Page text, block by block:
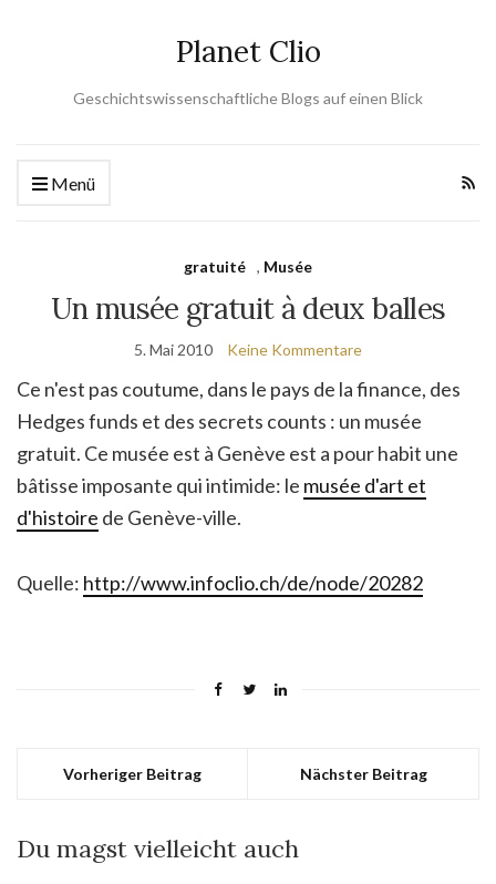
Planet Clio
Geschichtswissenschaftliche Blogs auf einen Blick
Menü
gratuité , Musée
Un musée gratuit à deux balles
5. Mai 2010 Keine Kommentare
Ce n'est pas coutume, dans le pays de la finance, des
Hedges funds et des secrets counts : un musée
gratuit. Ce musée est à Genève est a pour habit une
bâtisse imposante qui intimide: le musée d'art et
d'histoire de Genève-ville.
Quelle: http://www.infoclio.ch/de/node/20282
Vorheriger Beitrag Nächster Beitrag
Du magst vielleicht auch